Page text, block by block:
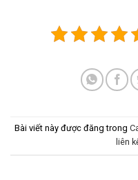
Bài viết này được đăng trong
liên